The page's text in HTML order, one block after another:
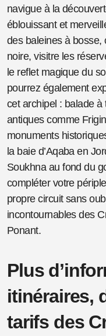
navigue à la
éblouissant et
des baleines à bosse,
noire, visitre les
le reflet magique du
pourrez également
cet archipel : balade
antiques comme
monuments
la baie d’Aqaba en
Soukhna au fond du
compléter votre
propre circuit sans
incontournables des
Ponant.
Plus
itinéraires,
tarifs des